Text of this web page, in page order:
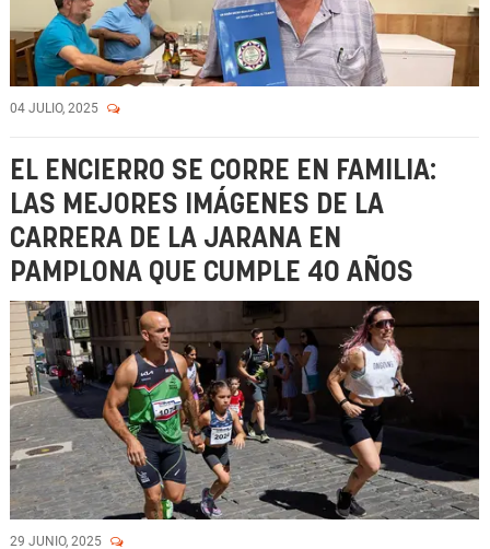
04 JULIO, 2025
EL ENCIERRO SE CORRE EN FAMILIA:
LAS MEJORES IMÁGENES DE LA
CARRERA DE LA JARANA EN
PAMPLONA QUE CUMPLE 40 AÑOS
29 JUNIO, 2025